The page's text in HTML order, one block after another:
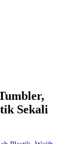
Sekali